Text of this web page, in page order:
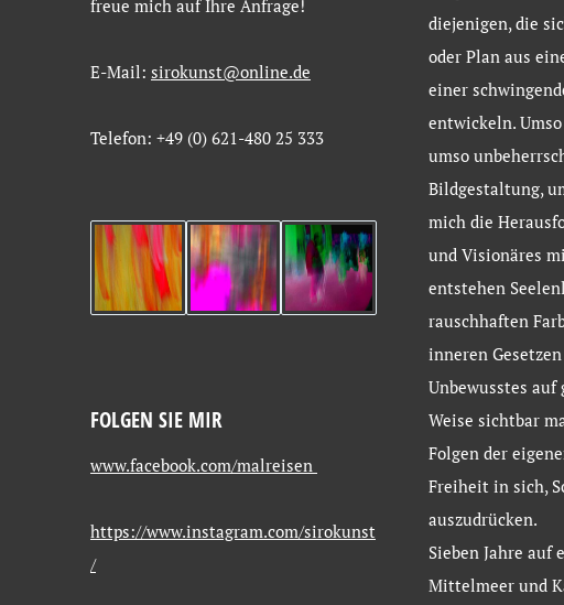
freue mich aufIhre Anfrage!
E-Mail: sirokunst@online.de
Telefon: +49 (0) 621-480 25 333
FOLGEN SIE MIR
www.facebook.com/malreisen
https://www.instagram.com/sirokunst
/
diejenigen, die
oder Plan aus
einer
entwickeln.
umso
Bildgestaltung,
mich die
und Visionäres
entstehen
rauschhaften
inneren
Unbewusstes
Weise sichtbar
Folgen der
Freiheit in sich,
auszudrücken.
Sieben Jahre auf
Mittelmeer und